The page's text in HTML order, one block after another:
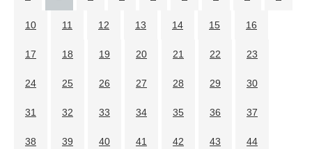
10 11 12 13 14 15 16
17 18 19 20 21 22 23
24 25 26 27 28 29 30
31 32 33 34 35 36 37
38 39 40 41 42 43 44